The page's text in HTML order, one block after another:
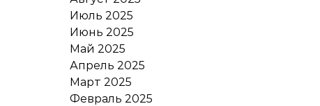
Июль 2025
Июнь 2025
Май 2025
Апрель 2025
Март 2025
Февраль 2025